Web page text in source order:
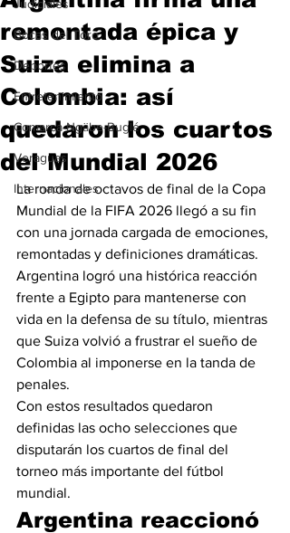
Judiciales
Bocas del Toro
Deportes
Entretenimiento
Comarca Ngäbe-Buglé
Veraguas
Internacionales
remontada épica y
Suiza elimina a
Colombia: así
quedaron los cuartos
del Mundial 2026
La ronda de octavos de final de la Copa
Mundial de la FIFA 2026 llegó a su fin
con una jornada cargada de emociones,
remontadas y definiciones dramáticas.
Argentina logró una histórica reacción
frente a Egipto para mantenerse con
vida en la defensa de su título, mientras
que Suiza volvió a frustrar el sueño de
Colombia al imponerse en la tanda de
penales.
Con estos resultados quedaron
definidas las ocho selecciones que
disputarán los cuartos de final del
torneo más importante del fútbol
mundial.
Argentina reaccionó